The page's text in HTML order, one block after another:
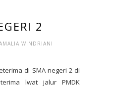
2
WINDRIANI
di SMA negeri 2 di
lwat jalur PMDK